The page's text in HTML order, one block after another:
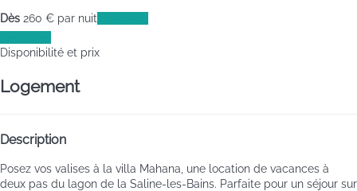
Dès 260 € par nuit
Disponibilité et prix
Logement
Description
Posez vos valises à la villa Mahana, une location de vacances à
deux pas du lagon de la Saline-les-Bains. Parfaite pour un séjour sur